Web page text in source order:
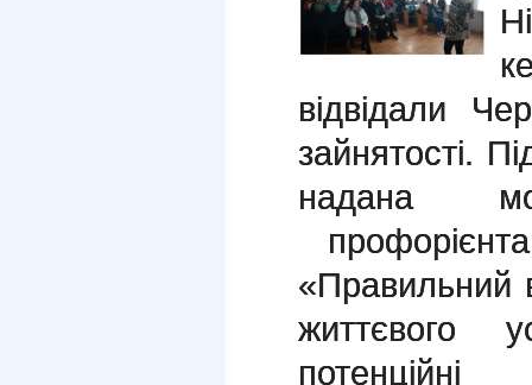
відвідали
зайнятості.
надана
«Правильний
життєвого
потенційні